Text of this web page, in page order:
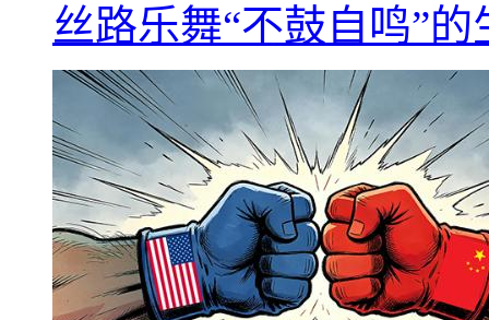
丝路乐舞“不鼓自鸣”